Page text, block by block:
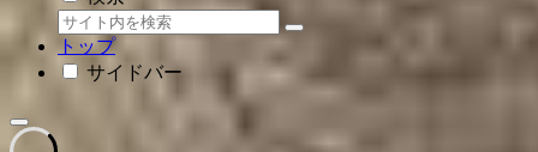
トップ
サイドバー